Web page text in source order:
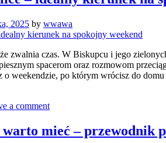
2025 by wwawa
zwalnia czas. W Biskupcu i jego
spacerom oraz rozmowom
o weekendzie, po którym wrócisz do
a comment
mieć – przewodnik